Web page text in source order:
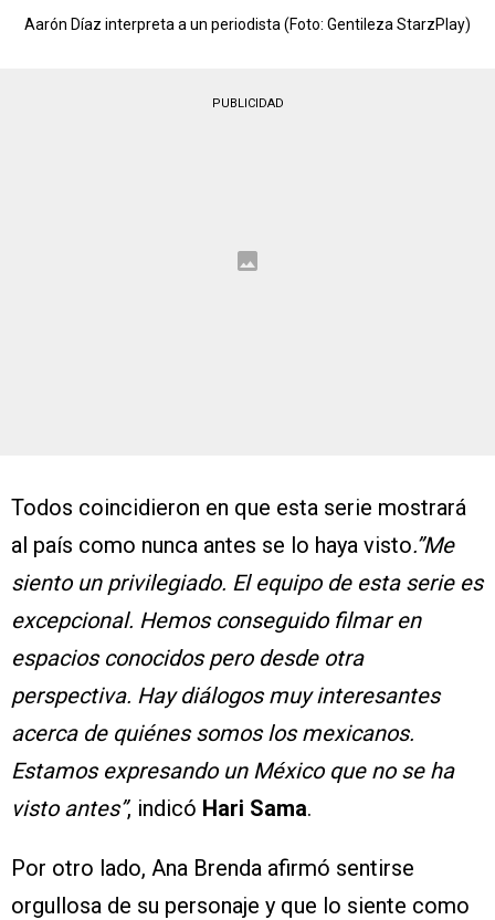
Aarón Díaz interpreta a un periodista (Foto: Gentileza StarzPlay)
PUBLICIDAD
Todos coincidieron en que esta serie mostrará
al país como nunca antes se lo haya visto.”Me
siento un privilegiado. El equipo de esta serie es
excepcional. Hemos conseguido filmar en
espacios conocidos pero desde otra
perspectiva. Hay diálogos muy interesantes
acerca de quiénes somos los mexicanos.
Estamos expresando un México que no se ha
visto antes”, indicó Hari Sama.
Por otro lado, Ana Brenda afirmó sentirse
orgullosa de su personaje y que lo siente como